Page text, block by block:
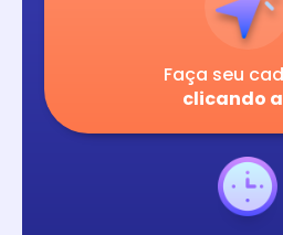
Faça seu
clicando